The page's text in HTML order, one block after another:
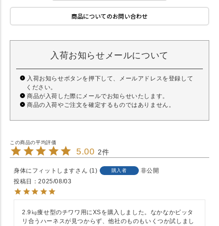
商品についてのお問い合わせ
入荷お知らせメールについて
入荷お知らせボタンを押下して、メールアドレスを登録して
ください。
商品が入荷した際にメールでお知らせいたします。
商品の入荷やご注文を確定するものではありません。
5.00 2
身体にフィットします 1 購入者
非公開
投稿日
2025/08/03
2.9㎏痩せ型のチワワ用にXSを購入しました。なかなかピッタ
リ合うハーネスが見つからず、他社のものもいくつか試しまし